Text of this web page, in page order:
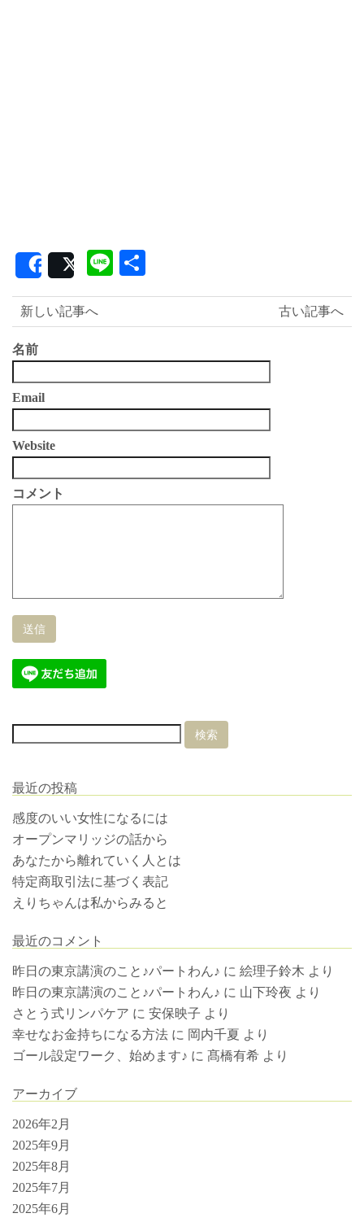
SharePost Line
有
古い記事へ
新しい記事へ
名前
Email
Website
コメント
最近の投稿
感度のいい女性になるには
オープンマリッジの話から
あなたから離れていく人とは
特定商取引法に基づく表記
えりちゃんは私からみると
最近のコメント
昨日の東京講演のこと♪パートわん♪ に 絵理子鈴木 より
昨日の東京講演のこと♪パートわん♪ に 山下玲夜 より
さとう式リンパケア に 安保映子 より
幸せなお金持ちになる方法 に 岡内千夏 より
ゴール設定ワーク、始めます♪ に 髙橋有希 より
アーカイブ
2026年2月
2025年9月
2025年8月
2025年7月
2025年6月